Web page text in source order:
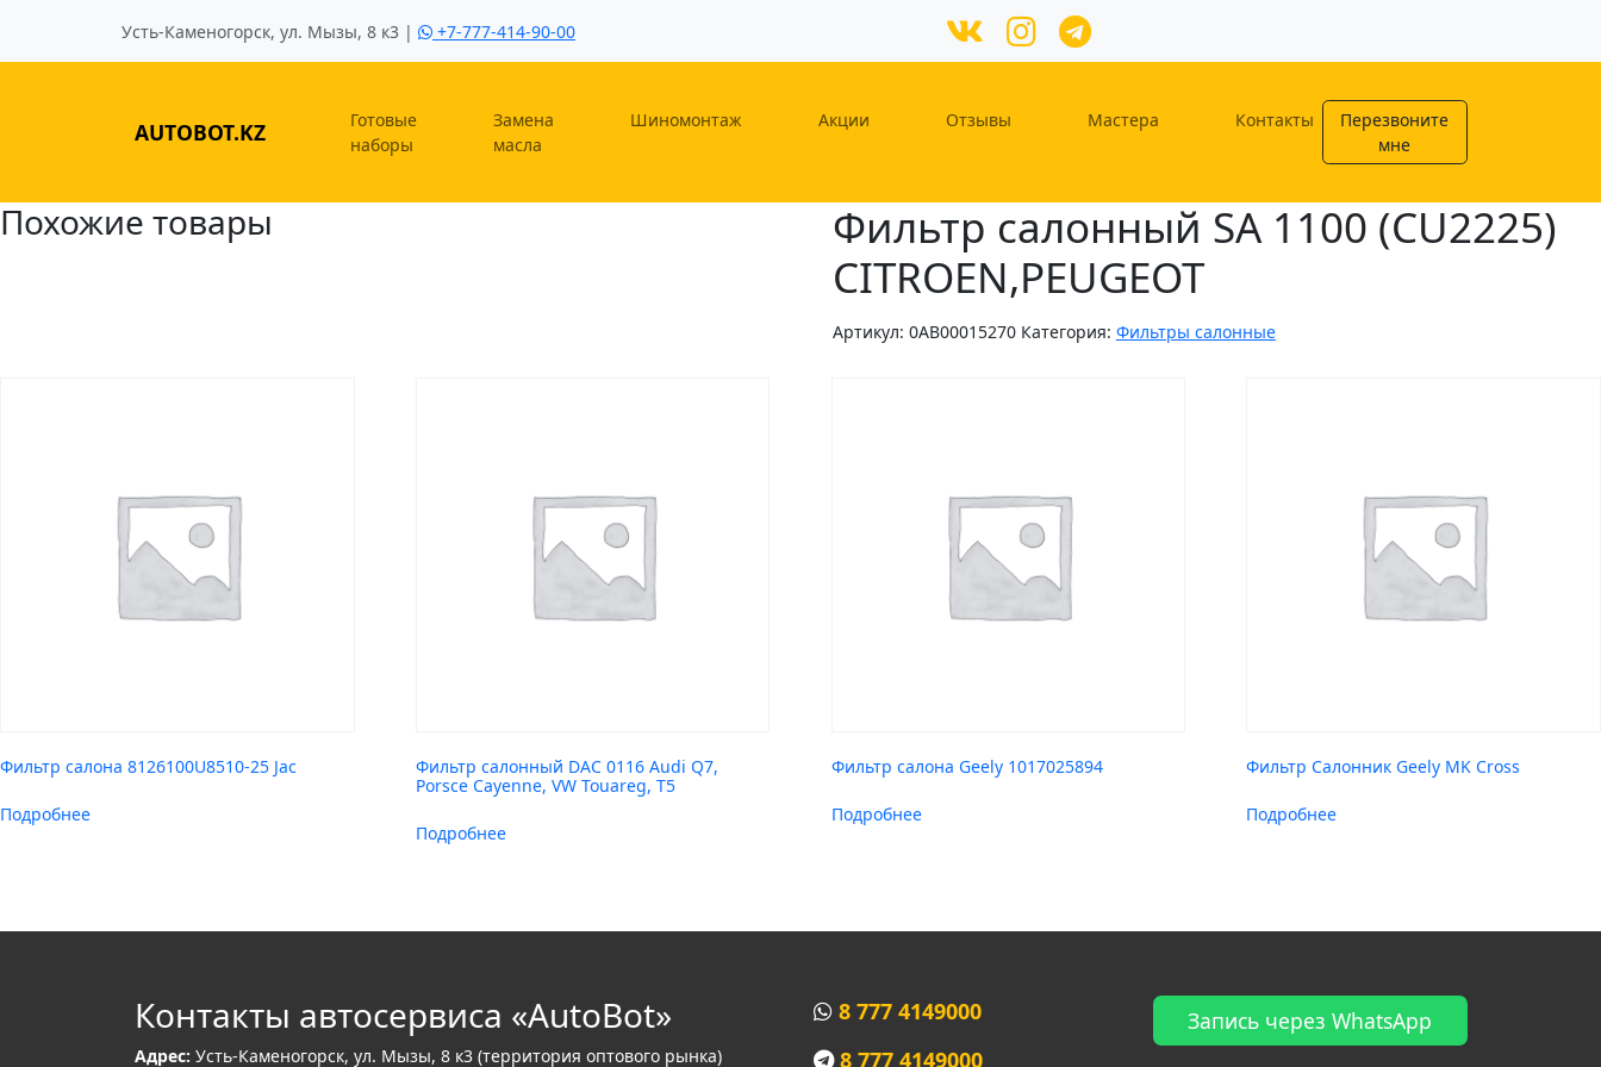
Усть-Каменогорск, ул. Мызы, 8 к3 | +7-777-414-90-00
AUTOBOT.KZ
Готовые
наборы
Замена
масла
Шиномонтаж Акции Отзывы Мастера Контакты
Перезвоните
мне
Фильтр салонный SA 1100 (CU2225)
CITROEN,PEUGEOT
Артикул: 0AB00015270 Категория: Фильтры салонные
Похожие товары
Фильтр салона 8126100U8510-25 Jac
Подробнее
Фильтр салонный DAC 0116 Audi Q7,
Porsce Cayenne, VW Touareg, T5
Подробнее
Фильтр салона Geely 1017025894
Подробнее
Фильтр Салонник Geely MK Cross
Подробнее
Контакты автосервиса «AutoBot»
Адрес: Усть-Каменогорск, ул. Мызы, 8 к3 (территория оптового рынка)
8 777 4149000
8 777 4149000
Запись через WhatsApp